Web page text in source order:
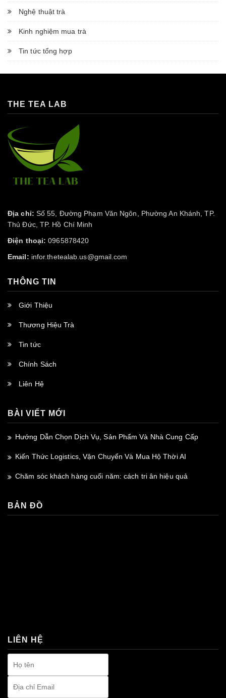
Nghệ thuật trà
Kinh nghiệm mua trà
Tin tức tổng hợp
THE TEA LAB
Địa chỉ: Số 55, Đường Phạm Văn Ngôn, Phường An Khánh, TP.
Thủ Đức, TP. Hồ Chí Minh
Điện thoại: 0965878420
Email: infor.thetealab.us@gmail.com
THÔNG TIN
Giới Thiệu
Thương Hiệu Trà
Tin tức
Chính Sách
Liên Hệ
BÀI VIẾT MỚI
Hướng Dẫn Chọn Dịch Vụ, Sản Phẩm Và Nhà Cung Cấp
Kiến Thức Logistics, Vận Chuyển Và Mua Hộ Thời AI
Chăm sóc khách hàng cuối năm: cách tri ân hiệu quả
BẢN ĐỒ
LIÊN HỆ